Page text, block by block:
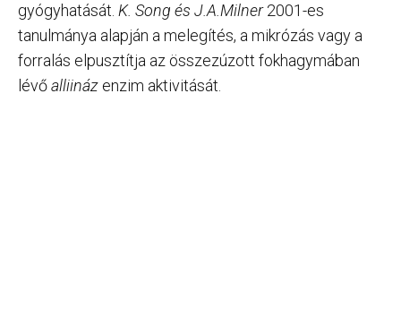
gyógyhatását. K. Song és J.A.Milner2001-es
tanulmánya alapján a melegítés, a mikrózás vagy a
forralás elpusztítja az összezúzott fokhagymában
lévőalliináz enzim aktivitását.